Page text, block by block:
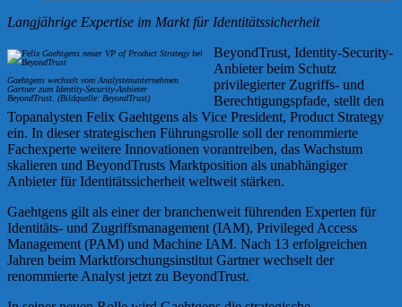
Langjährige Expertise im Markt für Identitätssicherheit
Gaehtgens wechselt vom Analystenunternehmen
Gartner zum Identity-Security-Anbieter
BeyondTrust. (Bildquelle: BeyondTrust)
BeyondTrust, Identity-Security-
Anbieter beim Schutz
privilegierter Zugriffs- und
Berechtigungspfade, stellt den
Topanalysten Felix Gaehtgens als Vice President, Product Strategy
ein. In dieser strategischen Führungsrolle soll der renommierte
Fachexperte weitere Innovationen vorantreiben, das Wachstum
skalieren und BeyondTrusts Marktposition als unabhängiger
Anbieter für Identitätssicherheit weltweit stärken.
Gaehtgens gilt als einer der branchenweit führenden Experten für
Identitäts- und Zugriffsmanagement (IAM), Privileged Access
Management (PAM) und Machine IAM. Nach 13 erfolgreichen
Jahren beim Marktforschungsinstitut Gartner wechselt der
renommierte Analyst jetzt zu BeyondTrust.